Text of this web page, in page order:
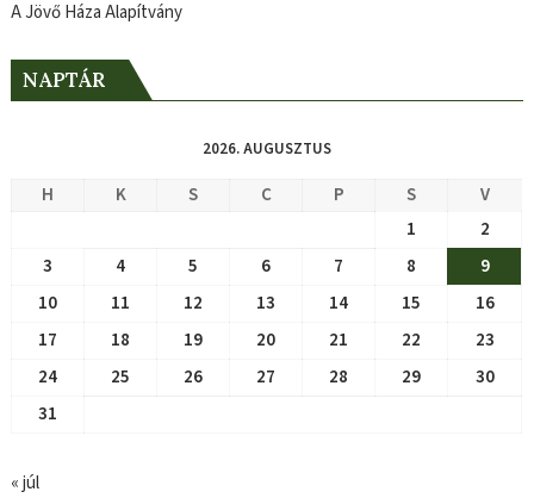
A Jövő Háza Alapítvány
NAPTÁR
2026. AUGUSZTUS
H K S C P S
V
1
2
3
4 5 6 7 8
9
10
11 12 13 14 15
16
17
18 19 20 21 22
23
24
25 26 27 28 29
30
31
« júl